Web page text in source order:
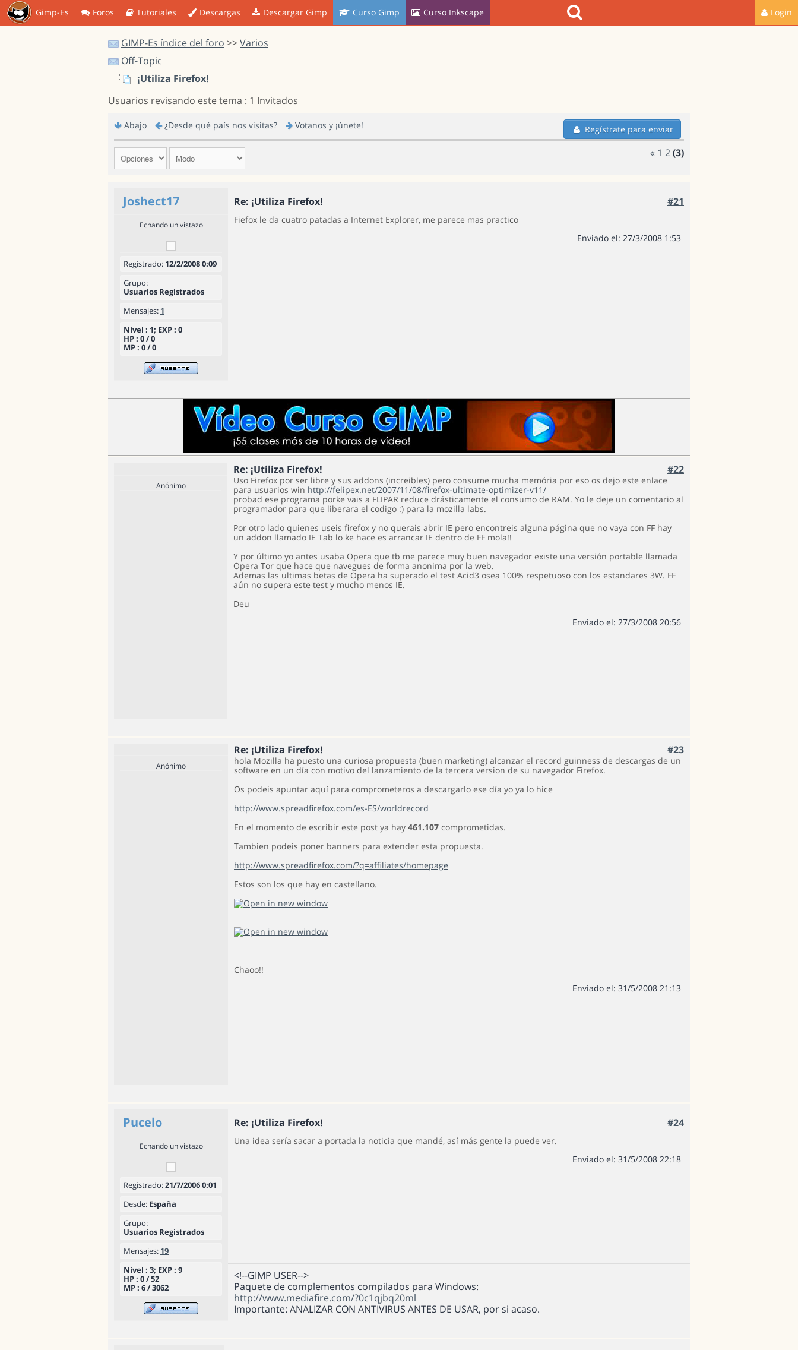
Gimp-Es Foros Tutoriales Descargas Descargar Gimp Curso Gimp Curso Inkscape Login
GIMP-Es índice del foro >>Varios
Off-Topic
¡Utiliza Firefox!
Usuarios revisando este tema : 1 Invitados
Abajo ¿Desde qué país nos visitas? Votanos y ¡únete! Regístrate para enviar
« 1 2(3)
Joshect17 Re: ¡Utiliza Firefox! #21
Echando un vistazo
Registrado: 12/2/2008 0:09
Grupo:
Usuarios Registrados
Mensajes: 1
Nivel : 1; EXP : 0
HP : 0 / 0
MP : 0 / 0
Fiefox le da cuatro patadas a Internet Explorer, me parece mas practico
Enviado el: 27/3/2008 1:53
Re: ¡Utiliza Firefox! #22
Anónimo
Uso Firefox por ser libre y sus addons (increibles) pero consume mucha memória por eso os dejo este enlace
para usuarios win http://felipex.net/2007/11/08/firefox-ultimate-optimizer-v11/
probad ese programa porke vais a FLIPAR reduce drásticamente el consumo de RAM. Yo le deje un comentario al
programador para que liberara el codigo :) para la mozilla labs.
Por otro lado quienes useis firefox y no querais abrir IE pero encontreis alguna página que no vaya con FF hay
un addon llamado IE Tab lo ke hace es arrancar IE dentro de FF mola!!
Y por último yo antes usaba Opera que tb me parece muy buen navegador existe una versión portable llamada
Opera Tor que hace que navegues de forma anonima por la web.
Ademas las ultimas betas de Opera ha superado el test Acid3 osea 100% respetuoso con los estandares 3W. FF
aún no supera este test y mucho menos IE.
Deu
Enviado el: 27/3/2008 20:56
Re: ¡Utiliza Firefox! #23
Anónimo
hola Mozilla ha puesto una curiosa propuesta (buen marketing) alcanzar el record guinness de descargas de un
software en un día con motivo del lanzamiento de la tercera version de su navegador Firefox.
Os podeis apuntar aquí para comprometeros a descargarlo ese día yo ya lo hice
http://www.spreadfirefox.com/es-ES/worldrecord
En el momento de escribir este post ya hay 461.107 comprometidas.
Tambien podeis poner banners para extender esta propuesta.
http://www.spreadfirefox.com/?q=affiliates/homepage
Estos son los que hay en castellano.
Chaoo!!
Enviado el: 31/5/2008 21:13
Pucelo Re: ¡Utiliza Firefox! #24
Echando un vistazo
Registrado:21/7/2006 0:01
Desde: España
Grupo:
Usuarios Registrados
Mensajes: 19
Nivel : 3; EXP : 9
HP : 0 / 52
MP : 6 / 3062
Una idea sería sacar a portada la noticia que mandé, así más gente la puede ver.
Enviado el: 31/5/2008 22:18
<!--GIMP USER-->
Paquete de complementos compilados para Windows:
http://www.mediafire.com/?0c1qjbq20ml
Importante: ANALIZAR CON ANTIVIRUS ANTES DE USAR, por si acaso.